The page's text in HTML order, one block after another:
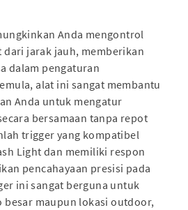
Anda mengontrol
dari jarak jauh, memberikan
dalam pengaturan
alat ini sangat membantu
Anda untuk mengatur
bersamaan tanpa repot
trigger yang kompatibel
Light dan memiliki respon
pencahayaan presisi pada
ini sangat berguna untuk
besar maupun lokasi outdoor,